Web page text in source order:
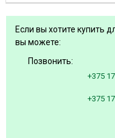
Если вы хотите купить
вы можете:
Позвонить:
+375
+375